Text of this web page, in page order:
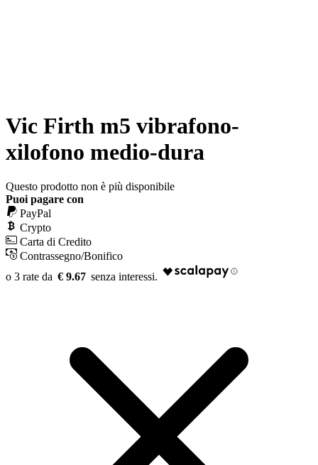
Vic Firth m5 vibrafono-
xilofono medio-dura
Questo prodotto non è più disponibile
Puoi pagare con
PayPal
Crypto
Carta di Credito
Contrassegno/Bonifico
€ 9.67